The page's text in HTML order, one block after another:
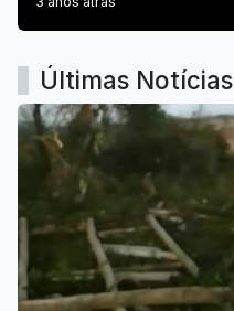
Últimas Notícias